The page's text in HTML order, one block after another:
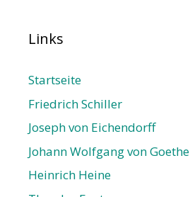
Links
Startseite
Friedrich Schiller
Joseph von Eichendorff
Johann Wolfgang von Goethe
Heinrich Heine